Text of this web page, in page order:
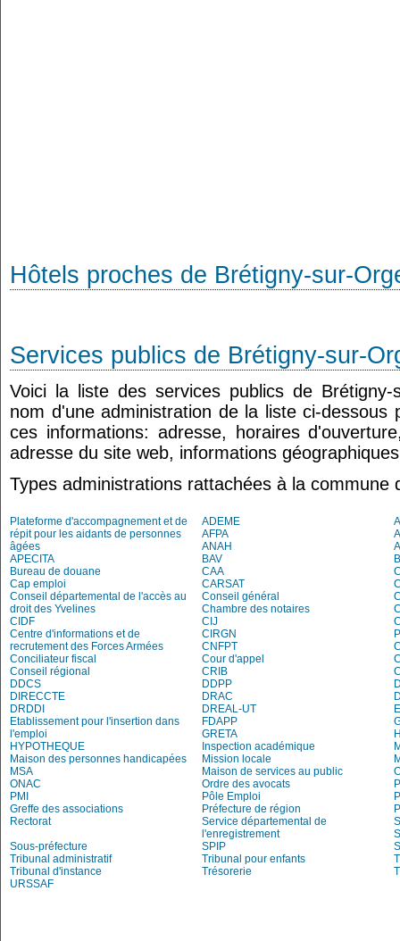
Hôtels proches de Brétigny-sur-
Services publics de Brétigny-sur-
Voici la liste des services publics de
nom d'une administration de la liste ci-dessous
ces informations: adresse, horaires
adresse du site web, informations
Types administrations rattachées à la commune
Plateforme d'accompagnement et de
répit pour les aidants de personnes
âgées
ADEME
AFPA
ANAH
APECITA
BAV
Bureau de douane
CAA
Cap emploi
CARSAT
Conseil départemental de l'accès au
droit des Yvelines
Conseil général
Chambre des notaires
CIDF
CIJ
Centre d'informations et de
recrutement des Forces Armées
CIRGN
CNFPT
Conciliateur fiscal
Cour d'appel
Conseil régional
CRIB
DDCS
DDPP
DIRECCTE
DRAC
DRDDI
DREAL-UT
Etablissement pour l'insertion dans
l'emploi
FDAPP
GRETA
HYPOTHEQUE
Inspection académique
Maison des personnes handicapées
Mission locale
MSA
Maison de services au public
ONAC
Ordre des avocats
PMI
Pôle Emploi
Greffe des associations
Préfecture de région
Rectorat
Service départemental de
l'enregistrement
Sous-préfecture
SPIP
Tribunal administratif
Tribunal pour enfants
Tribunal d'instance
Trésorerie
URSSAF